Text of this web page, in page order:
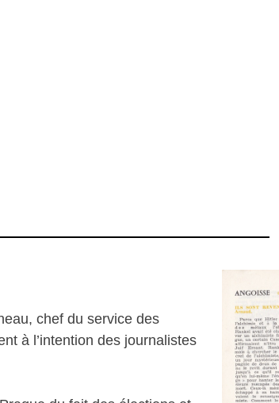
chef du service des
à l’intention des journalistes